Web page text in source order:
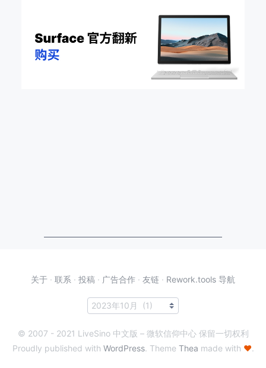
关于 · 联系 · 投稿 · 广告合作 · 友链 · Rework.tools 导航
© 2007 - 2021 LiveSino 中文版 – 微软信仰中心 保留一切权利
Proudly published with WordPress. Theme Thea made with ♥.